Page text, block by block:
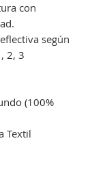
con
según
2, 3
(100%
Textil